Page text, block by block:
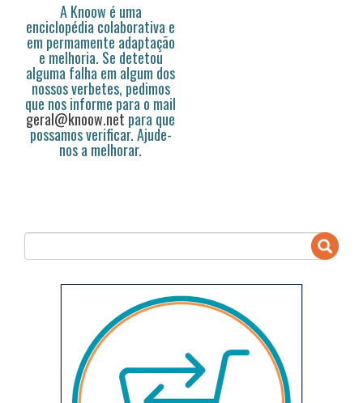
A Knoow é uma
enciclopédia colaborativa e
em permamente adaptação
e melhoria. Se detetou
alguma falha em algum dos
nossos verbetes, pedimos
que nos informe para o mail
geral@knoow.net para que
possamos verificar. Ajude-
nos a melhorar.